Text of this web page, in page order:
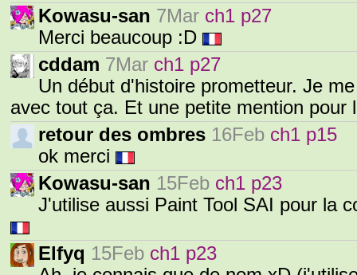
Kowasu-san 7Mar ch1 p27
Merci beaucoup :D
cddam 7Mar ch1 p27
Un début d'histoire prometteur. Je
avec tout ça. Et une petite mention
retour des ombres 16Feb ch1 p15
ok merci
Kowasu-san 15Feb ch1 p23
J'utilise aussi Paint Tool SAI pour la
Elfyq 15Feb ch1 p23